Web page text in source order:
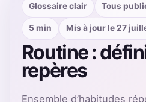
Glossaire clair Tous
5 min Mis à jour le 27
Routine :
repères
Ensemble d’habitudes